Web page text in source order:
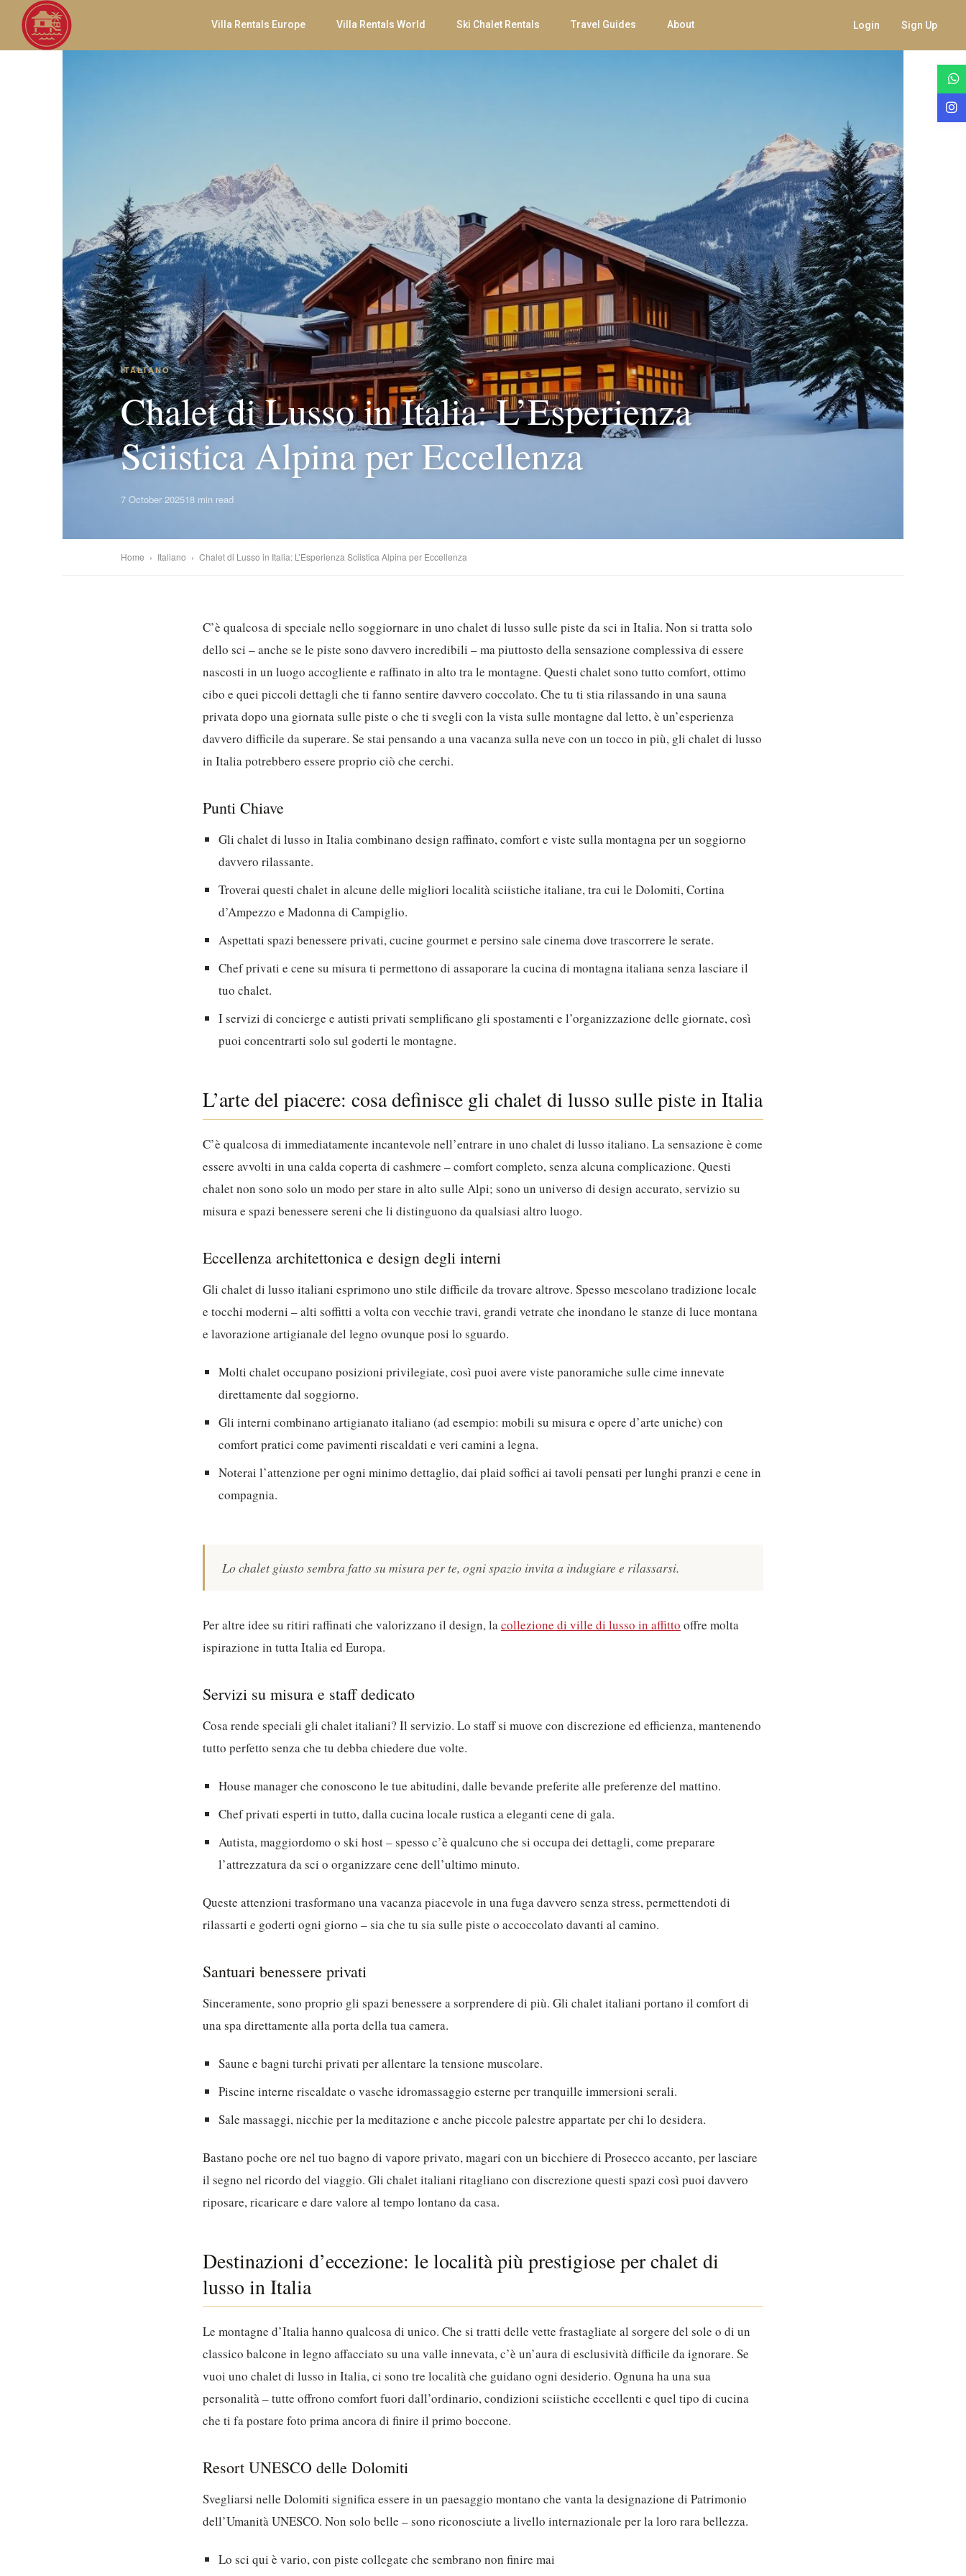
Villa Rentals Europe Villa Rentals World Ski Chalet Rentals Travel Guides About Login Sign Up
ITALIANO
Chalet di Lusso in Italia: L’Esperienza
Sciistica Alpina per Eccellenza
7 October 202518 min read
Home › Italiano › Chalet di Lusso in Italia: L’Esperienza Sciistica Alpina per Eccellenza
C’è qualcosa di speciale nello soggiornare in uno chalet di lusso sulle piste da sci in Italia. Non si tratta solo
dello sci – anche se le piste sono davvero incredibili – ma piuttosto della sensazione complessiva di essere
nascosti in un luogo accogliente e raffinato in alto tra le montagne. Questi chalet sono tutto comfort, ottimo
cibo e quei piccoli dettagli che ti fanno sentire davvero coccolato. Che tu ti stia rilassando in una sauna
privata dopo una giornata sulle piste o che ti svegli con la vista sulle montagne dal letto, è un’esperienza
davvero difficile da superare. Se stai pensando a una vacanza sulla neve con un tocco in più, gli chalet di lusso
in Italia potrebbero essere proprio ciò che cerchi.
Punti Chiave
Gli chalet di lusso in Italia combinano design raffinato, comfort e viste sulla montagna per un soggiorno
davvero rilassante.
Troverai questi chalet in alcune delle migliori località sciistiche italiane, tra cui le Dolomiti, Cortina
d’Ampezzo e Madonna di Campiglio.
Aspettati spazi benessere privati, cucine gourmet e persino sale cinema dove trascorrere le serate.
Chef privati e cene su misura ti permettono di assaporare la cucina di montagna italiana senza lasciare il
tuo chalet.
I servizi di concierge e autisti privati semplificano gli spostamenti e l’organizzazione delle giornate, così
puoi concentrarti solo sul goderti le montagne.
L’arte del piacere: cosa definisce gli chalet di lusso sulle piste in Italia
C’è qualcosa di immediatamente incantevole nell’entrare in uno chalet di lusso italiano. La sensazione è come
essere avvolti in una calda coperta di cashmere – comfort completo, senza alcuna complicazione. Questi
chalet non sono solo un modo per stare in alto sulle Alpi; sono un universo di design accurato, servizio su
misura e spazi benessere sereni che li distinguono da qualsiasi altro luogo.
Eccellenza architettonica e design degli interni
Gli chalet di lusso italiani esprimono uno stile difficile da trovare altrove. Spesso mescolano tradizione locale
e tocchi moderni – alti soffitti a volta con vecchie travi, grandi vetrate che inondano le stanze di luce montana
e lavorazione artigianale del legno ovunque posi lo sguardo.
Molti chalet occupano posizioni privilegiate, così puoi avere viste panoramiche sulle cime innevate
direttamente dal soggiorno.
Gli interni combinano artigianato italiano (ad esempio: mobili su misura e opere d’arte uniche) con
comfort pratici come pavimenti riscaldati e veri camini a legna.
Noterai l’attenzione per ogni minimo dettaglio, dai plaid soffici ai tavoli pensati per lunghi pranzi e cene in
compagnia.
Lo chalet giusto sembra fatto su misura per te, ogni spazio invita a indugiare e rilassarsi.
Per altre idee su ritiri raffinati che valorizzano il design, lacollezione di ville di lusso in affitto offre molta
ispirazione in tutta Italia ed Europa.
Servizi su misura e staff dedicato
Cosa rende speciali gli chalet italiani? Il servizio. Lo staff si muove con discrezione ed efficienza, mantenendo
tutto perfetto senza che tu debba chiedere due volte.
House manager che conoscono le tue abitudini, dalle bevande preferite alle preferenze del mattino.
Chef privati esperti in tutto, dalla cucina locale rustica a eleganti cene di gala.
Autista, maggiordomo o ski host – spesso c’è qualcuno che si occupa dei dettagli, come preparare
l’attrezzatura da sci o organizzare cene dell’ultimo minuto.
Queste attenzioni trasformano una vacanza piacevole in una fuga davvero senza stress, permettendoti di
rilassarti e goderti ogni giorno – sia che tu sia sulle piste o accoccolato davanti al camino.
Santuari benessere privati
Sinceramente, sono proprio gli spazi benessere a sorprendere di più. Gli chalet italiani portano il comfort di
una spa direttamente alla porta della tua camera.
Saune e bagni turchi privati per allentare la tensione muscolare.
Piscine interne riscaldate o vasche idromassaggio esterne per tranquille immersioni serali.
Sale massaggi, nicchie per la meditazione e anche piccole palestre appartate per chi lo desidera.
Bastano poche ore nel tuo bagno di vapore privato, magari con un bicchiere di Prosecco accanto, per lasciare
il segno nel ricordo del viaggio. Gli chalet italiani ritagliano con discrezione questi spazi così puoi davvero
riposare, ricaricare e dare valore al tempo lontano da casa.
Destinazioni d’eccezione: le località più prestigiose per chalet di
lusso in Italia
Le montagne d’Italia hanno qualcosa di unico. Che si tratti delle vette frastagliate al sorgere del sole o di un
classico balcone in legno affacciato su una valle innevata, c’è un’aura di esclusività difficile da ignorare. Se
vuoi uno chalet di lusso in Italia, ci sono tre località che guidano ogni desiderio. Ognuna ha una sua
personalità – tutte offrono comfort fuori dall’ordinario, condizioni sciistiche eccellenti e quel tipo di cucina
che ti fa postare foto prima ancora di finire il primo boccone.
Resort UNESCO delle Dolomiti
Svegliarsi nelle Dolomiti significa essere in un paesaggio montano che vanta la designazione di Patrimonio
dell’Umanità UNESCO. Non solo belle – sono riconosciute a livello internazionale per la loro rara bellezza.
Lo sci qui è vario, con piste collegate che sembrano non finire mai